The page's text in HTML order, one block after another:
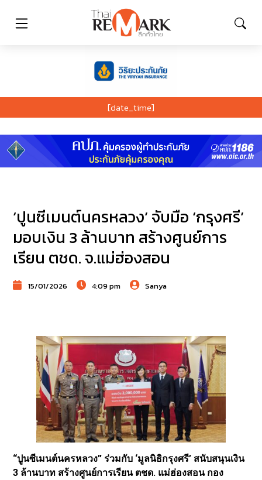
[date_time]
‘ปูนซีเมนต์นครหลวง’ จับมือ ‘กรุงศรี’
มอบเงิน 3 ล้านบาท สร้างศูนย์การ
เรียน ตชด. จ.แม่ฮ่องสอน
15/01/2026 4:09 pm Sanya
“ปูนซีเมนต์นครหลวง” ร่วมกับ ‘มูลนิธิกรุงศรี’ สนับสนุนเงิน
3 ล้านบาท สร้างศูนย์การเรียน ตชด. แม่ฮ่องสอน กอง